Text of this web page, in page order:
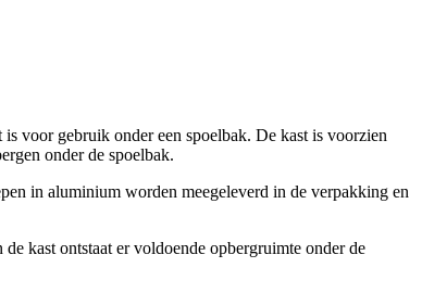
voor gebruik onder een spoelbak. De kast is voorzien
onder de spoelbak.
in aluminium worden meegeleverd in de verpakking en
kast ontstaat er voldoende opbergruimte onder de